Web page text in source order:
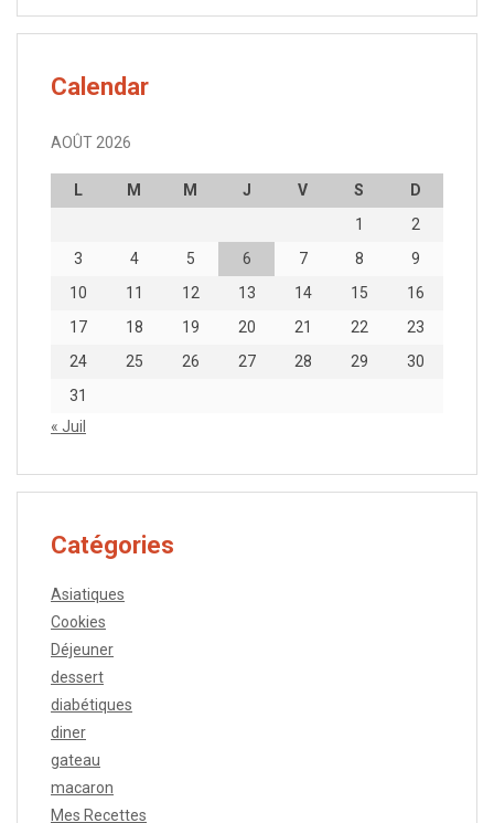
Calendar
AOÛT 2026
L M M J V S
D
1
2
3
4 5 6 7 8
9
10
11 12 13 14 15
16
17
18 19 20 21 22
23
24
25 26 27 28 29
30
31
« Juil
Catégories
Asiatiques
Cookies
Déjeuner
dessert
diabétiques
diner
gateau
macaron
Mes Recettes